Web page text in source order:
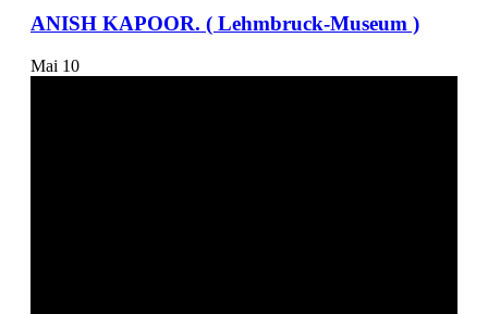
ANISH KAPOOR. ( Lehmbruck-Museum )
Mai 10